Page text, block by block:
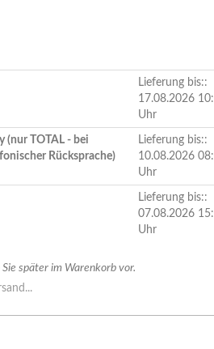
Lieferung bis::
17.08.2026
Uhr
(nur TOTAL - bei
Rücksprache)
Lieferung bis::
10.08.2026
Uhr
Lieferung bis::
07.08.2026
Uhr
später im Warenkorb vor.